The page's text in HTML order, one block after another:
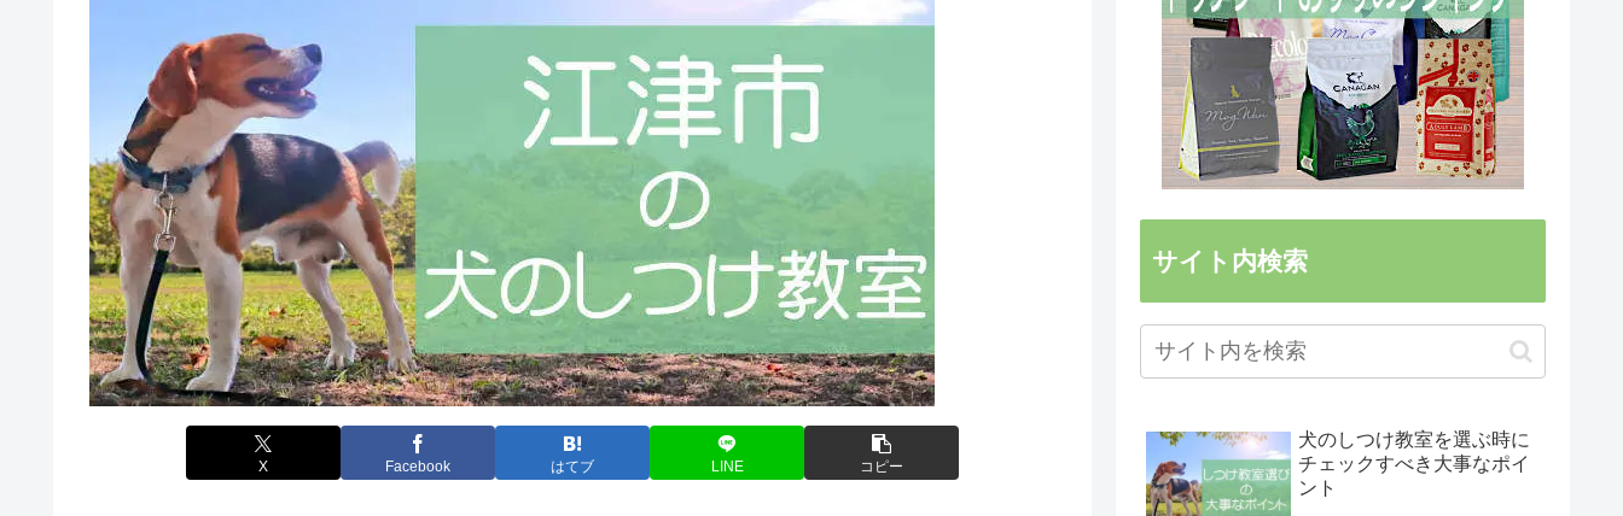
X Facebook はてブ LINE コピー
サイト内検索
犬のしつけ教室を選ぶ時に
チェックすべき大事なポイ
ント